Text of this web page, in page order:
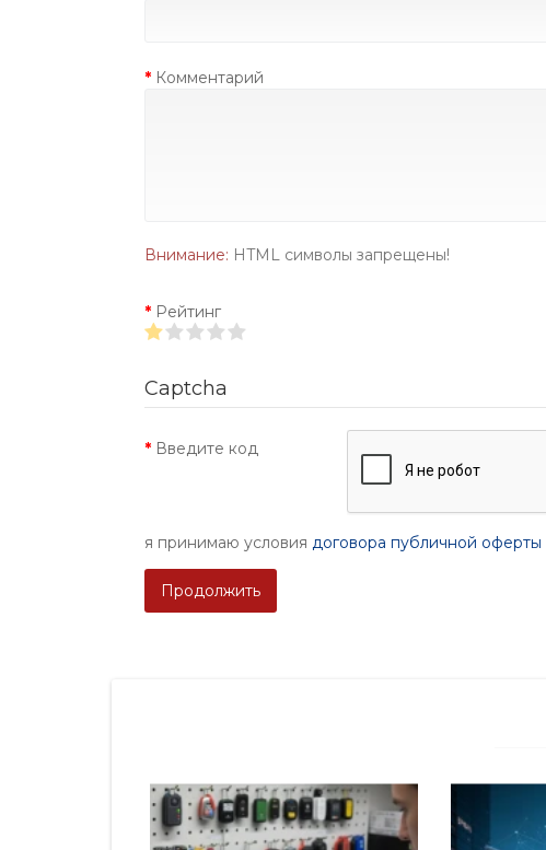
Комментарий
Внимание: HTML символы запрещены!
Рейтинг
Captcha
Введите код
я принимаю условия договора публичной оферты
Продолжить